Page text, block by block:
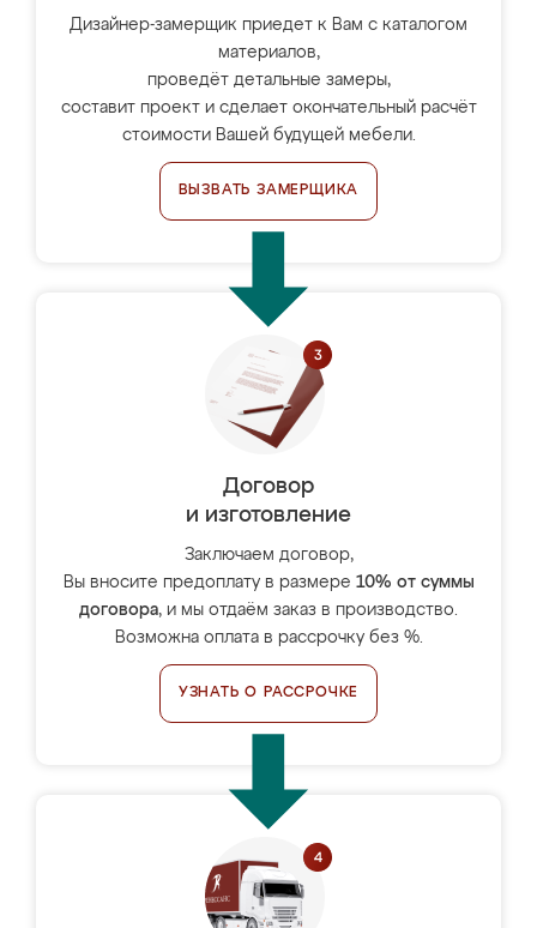
Дизайнер-замерщик приедет к Вам с каталогом
материалов,
проведёт детальные замеры,
составит проект и сделает окончательный расчёт
стоимости Вашей будущей мебели.
ВЫЗВАТЬ ЗАМЕРЩИКА
Договор
и изготовление
Заключаем договор,
Вы вносите предоплату в размере 10% от суммы
договора, и мы отдаём заказ в производство.
Возможна оплата в рассрочку без %.
УЗНАТЬ О РАССРОЧКЕ